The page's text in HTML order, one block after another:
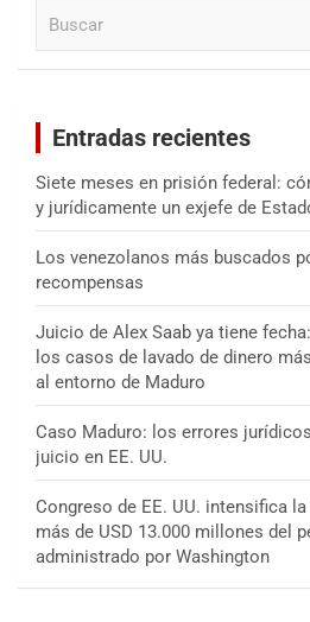
Entradas recientes
Siete meses en prisión federal:
y jurídicamente un exjefe de
Los venezolanos más buscados
recompensas
Juicio de Alex Saab ya tiene
los casos de lavado de dinero
al entorno de Maduro
Caso Maduro: los errores
juicio en EE. UU.
Congreso de EE. UU. intensifica
más de USD 13.000 millones del
administrado por Washington